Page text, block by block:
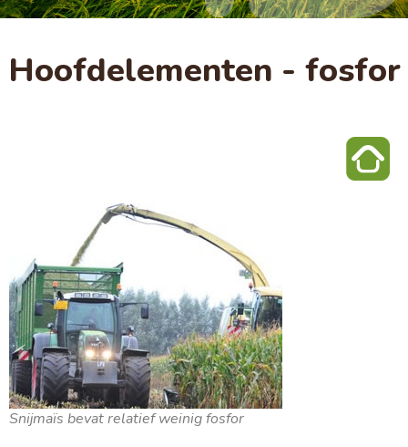
Hoofdelementen - fosfor
Snijmaïs bevat relatief weinig fosfor